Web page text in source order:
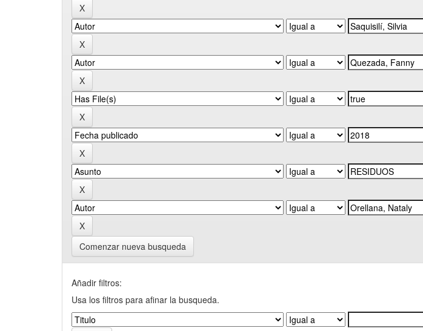
Comenzar nueva busqueda
Añadir filtros:
Usa los filtros para afinar la busqueda.